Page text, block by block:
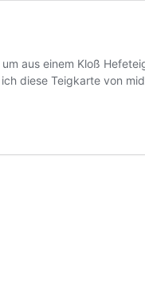
aus einem Kloß
diese Teigkarte von